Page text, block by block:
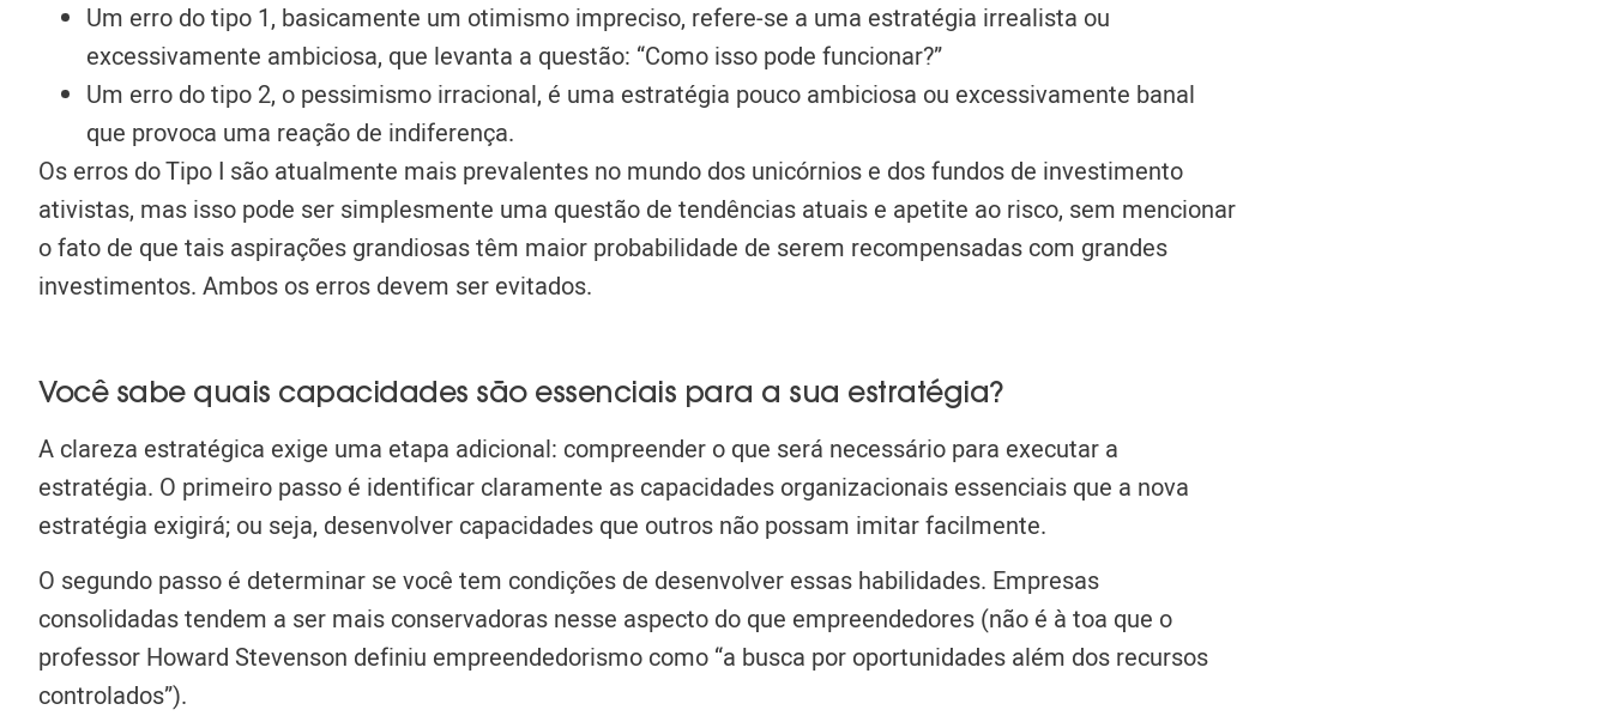
Um erro do tipo 1, basicamente um otimismo impreciso, refere-se a uma estratégia irrealista ou
excessivamente ambiciosa, que levanta a questão: “Como isso pode funcionar?”
Um erro do tipo 2, o pessimismo irracional, é uma estratégia pouco ambiciosa ou excessivamente banal
que provoca uma reação de indiferença.
Os erros do Tipo I são atualmente mais prevalentes no mundo dos unicórnios e dos fundos de investimento
ativistas, mas isso pode ser simplesmente uma questão de tendências atuais e apetite ao risco, sem mencionar
o fato de que tais aspirações grandiosas têm maior probabilidade de serem recompensadas com grandes
investimentos. Ambos os erros devem ser evitados.
Você sabe quais capacidades são essenciais para a sua estratégia?
A clareza estratégica exige uma etapa adicional: compreender o que será necessário para executar a
estratégia. O primeiro passo é identificar claramente as capacidades organizacionais essenciais que a nova
estratégia exigirá; ou seja, desenvolver capacidades que outros não possam imitar facilmente.
O segundo passo é determinar se você tem condições de desenvolver essas habilidades. Empresas
consolidadas tendem a ser mais conservadoras nesse aspecto do que empreendedores (não é à toa que o
professor Howard Stevenson definiu empreendedorismo como “a busca por oportunidades além dos recursos
controlados”).